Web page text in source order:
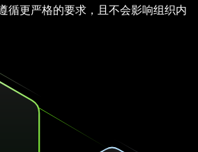
循更严格的要求，且不会影响组织内